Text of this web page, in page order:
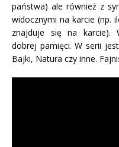
państwa) ale również z
widocznymi na karcie (np.
znajduje się na karcie).
dobrej pamięci. W serii
Bajki, Natura czy inne.